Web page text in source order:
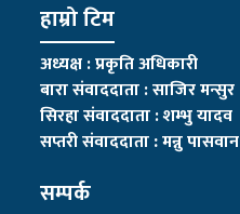
हाम्रो टिम
अध्यक्ष : प्रकृति अधिकारी
बारा संवाददाता : साजिर मन्सुर
सिरहा संवाददाता : शम्भु यादव
सप्तरी संवाददाता:मन्नु पासवान
सम्पर्क